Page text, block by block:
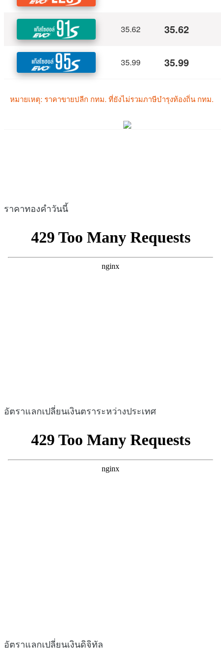
ราคาทองคำวันนี้
อัตราแลกเปลี่ยนเงินตราระหว่างประเทศ
อัตราแลกเปลี่ยนเงินดิจิทัล